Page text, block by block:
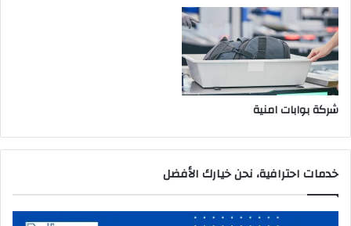
شركة بوابات امنية
خدمات احترافية، نحن خيارك الأفضل